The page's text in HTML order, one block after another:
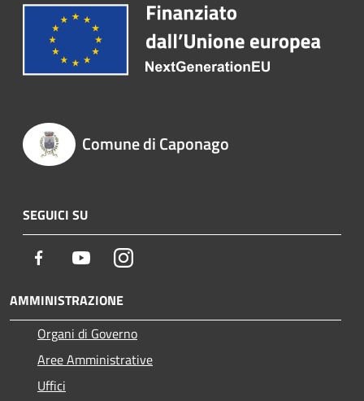
Comune di Caponago
SEGUICI SU
Facebook YoutubeInstagram
AMMINISTRAZIONE
Organi di Governo
Aree Amministrative
Uffici